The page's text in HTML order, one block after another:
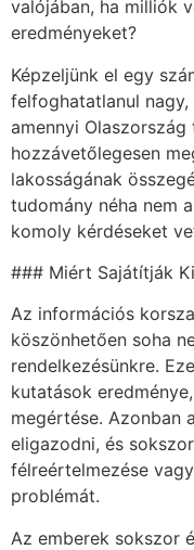
valójában, ha milliók
eredményeket?
Képzeljünk el egy
felfoghatatlanul
amennyi Olaszország
hozzávetőlegesen
lakosságának
tudomány néha nem
komoly kérdéseket
### Miért Sajátítják
Az információs
köszönhetően soha
rendelkezésünkre.
kutatások
megértése. Azonban
eligazodni, és
félreértelmezése
problémát.
Az emberek sokszor